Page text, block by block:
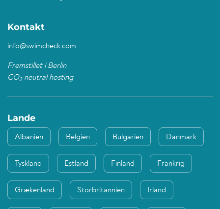
Kontakt
info@swimcheck.com
Fremstillet i Berlin
CO2neutral hosting
Lande
Albanien Belgien Bulgarien Danmark
Tyskland Estland Finland Frankrig
Grækenland Storbritannien Irland